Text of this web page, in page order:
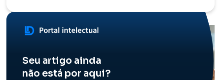
Seu artigo ainda
não está por aqui?